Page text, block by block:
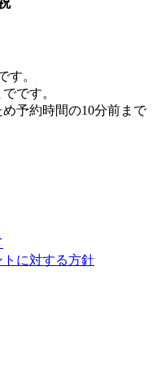
す。
です。
予約時間の10分前まで
に対する方針